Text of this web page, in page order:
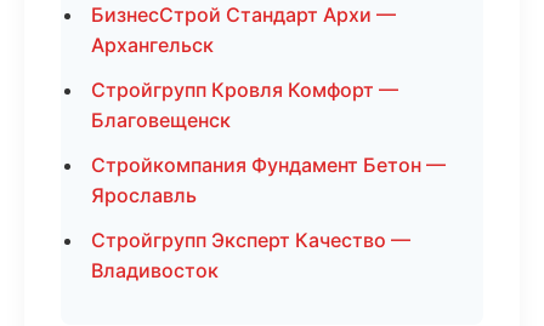
БизнесСтрой Стандарт Архи —
Архангельск
Стройгрупп Кровля Комфорт —
Благовещенск
Стройкомпания Фундамент Бетон —
Ярославль
Стройгрупп Эксперт Качество —
Владивосток